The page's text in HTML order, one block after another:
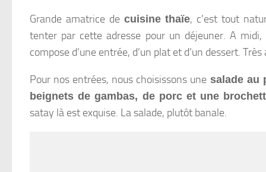
Grande amatrice de cuisine thaïe, c’est tout
tenter par cette adresse pour un déjeuner. A midi,
compose d’une entrée, d’un plat et d’un dessert.
Pour nos entrées, nous choisissons une salade au
beignets de gambas, de porc et une
satay là est exquise. La salade, plutôt banale.